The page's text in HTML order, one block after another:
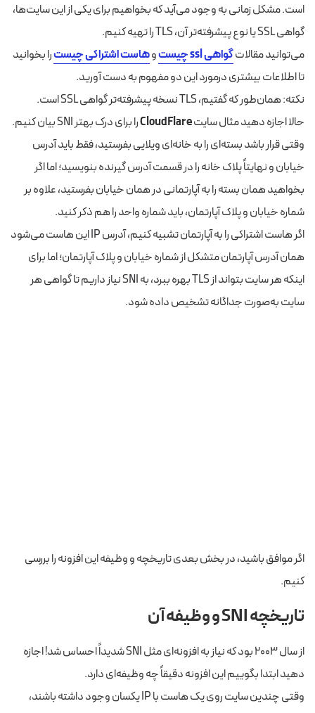
است. مشکل زمانی به وجود می‌آید که بخواهیم برای یکی از این سایت‌ها،
گواهی SSL یا نوع پیشرفته‌تر آن، TLS را تهیه کنیم.
می‌توانید مقالاتگواهی ssl چیست وهاست اشتراکی چیسترا بخوانید
تا اطلاعات بیشتری درمورد این دو مفهوم به دست آورید.
نکته: همان‌طور که گفتیم، TLS نسخه پیشرفته‌تر گواهی SSL است.
حالا اجازه دهید مثال سایتCloudFlareرا برای درک بهتر SNI بیان کنیم.
وقتی قرار باشد بسته‌ای را به خانه‌ای ویلایی بفرستید، فقط باید آدرس
خیابان و نهایتاً پلاک خانه را در قسمت آدرس گیرنده بنویسید؛ اما اگر
بخواهید همان بسته را به آپارتمانی در همان خیابان بفرستید، علاوه بر
شماره خیابان و پلاک آپارتمان، باید شماره واحد را هم ذکر کنید.
اگر هاست اشتراکی را به آپارتمان تشبیه کنیم، آدرس IP این هاست می‌شود
همان آدرس آپارتمان متشکل از شماره خیابان و پلاک آپارتمان؛ اما برای
اینکه هر سایت بتواند از TLS بهره ببرد، به SNI نیاز داریم تا گواهی هر
سایت به‌صورت جداگانه تشخیص داده شود.
اگر موافق باشید، در بخش بعدی تاریخچه و وظیفه این افزونه را بررسی
کنیم.
تاریخچه SNI و وظیفه آن
از سال ۲۰۰۳ بود که نیاز به افزونه‌ای مثل SNI شدیداً احساس شد! اجازه
دهید ابتدا بگوییم این افزونه دقیقاً چه وظیفه‌ای دارد.
وقتی چندین سایت روی یک هاست با IP یکسان وجود داشته باشند،